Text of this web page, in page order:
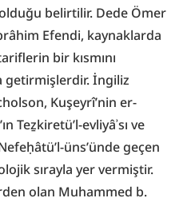
belirtilir. Dede Ömer
Efendi, kaynaklarda
bir kısmını
getirmişlerdir. İngiliz
Kuşeyrî’nin er-
Teẕkiretü’l-evliyâʾsı ve
üns’ünde geçen
sırayla yer vermiştir.
olan Muhammed b.